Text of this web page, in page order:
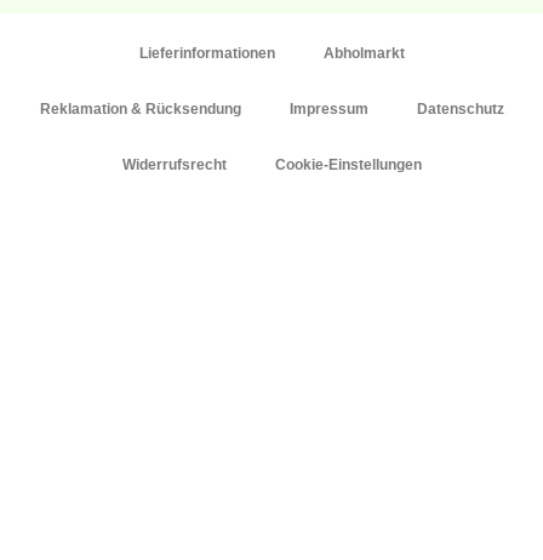
Lieferinformationen Abholmarkt
Reklamation & Rücksendung Impressum Datenschutz
Widerrufsrecht Cookie-Einstellungen